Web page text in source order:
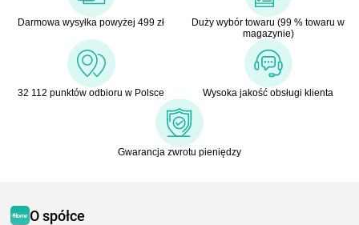
Darmowa wysyłka powyżej 499 zł
Duży wybór towaru (99 % towaru w
magazynie)
32 112 punktów odbioru w Polsce Wysoka jakość obsługi klienta
Gwarancja zwrotu pieniędzy
O spółce